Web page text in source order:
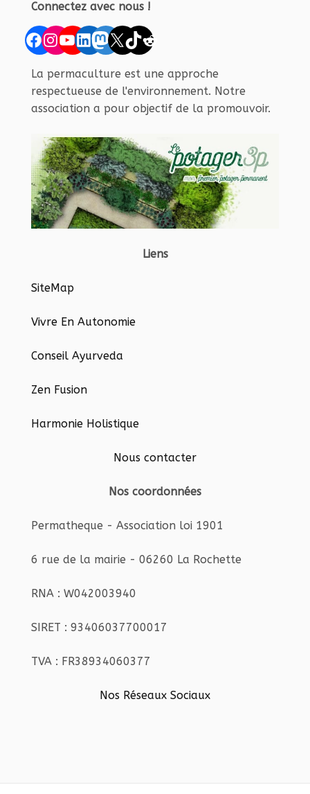
Connectez avec nous !
Facebook
Instagram
YouTube
LinkedIn
Mastodon
X TikTok
Reddit
La permaculture est une approche
respectueuse de l'environnement. Notre
association a pour objectif de la promouvoir.
Liens
SiteMap
Vivre En Autonomie
Conseil Ayurveda
Zen Fusion
Harmonie Holistique
Nous contacter
Nos coordonnées
Permatheque - Association loi 1901
6 rue de la mairie - 06260 La Rochette
RNA : W042003940
SIRET : 93406037700017
TVA : FR38934060377
Nos Réseaux Sociaux